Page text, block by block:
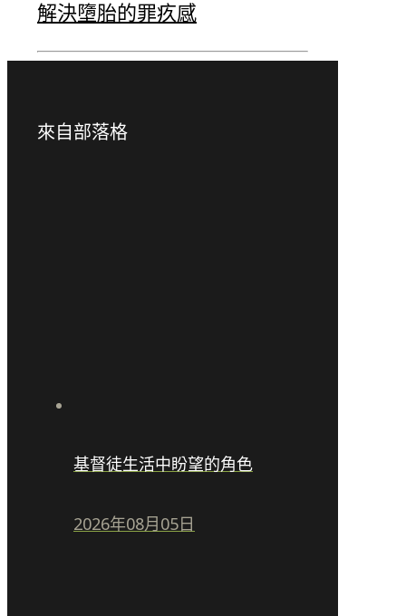
解決墮胎的罪疚感
來自部落格
基督徒生活中盼望的角色
2026年08月05日